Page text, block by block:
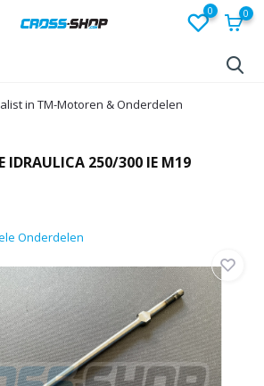
0 0
in TM-Motoren & Onderdelen
IDRAULICA 250/300 IE M19
Onderdelen